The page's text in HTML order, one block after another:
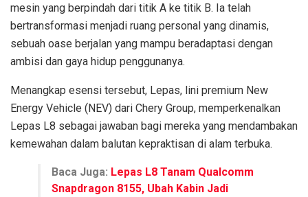
mesin yang berpindah dari titik A ke titik B. Ia telah
bertransformasi menjadi ruang personal yang dinamis,
sebuah oase berjalan yang mampu beradaptasi dengan
ambisi dan gaya hidup penggunanya.
Menangkap esensi tersebut, Lepas, lini premium New
Energy Vehicle (NEV) dari Chery Group, memperkenalkan
Lepas L8 sebagai jawaban bagi mereka yang mendambakan
kemewahan dalam balutan kepraktisan di alam terbuka.
Baca Juga: Lepas L8 Tanam Qualcomm
Snapdragon 8155, Ubah Kabin Jadi